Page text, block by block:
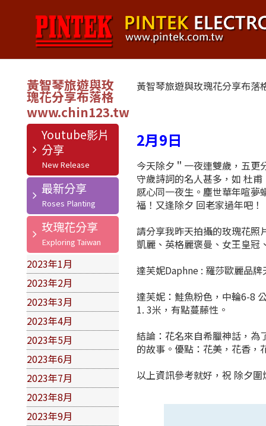
黃智琴旅遊與玫
瑰花分享布落格
Youtube影片
分享
最新分享
玫瑰花分享
2023年1月
2023年2月
2023年3月
2023年4月
2023年5月
2023年6月
2023年7月
2023年8月
2023年9月
黃智琴旅遊與玫瑰花分享布落
2月9日
今天除夕＂一夜連雙歲，五更
守歲詩詞的名人甚多，如 杜
感心同一夜生。麈世華年喧夢
福！又逢除夕 回老家過年吧！
請分享我昨天拍攝的玫瑰花照
凱麗、英格麗褒曼、女王皇冠
達芙妮Daphne : 羅莎歐麗品
達芙妮：鮭魚粉色，中輪6-8
1. 3米，有點蔓藤性。
結論：花名來自希臘神話，為
的故事。優點：花美，花香，
以上資訊參考就好，祝 除夕